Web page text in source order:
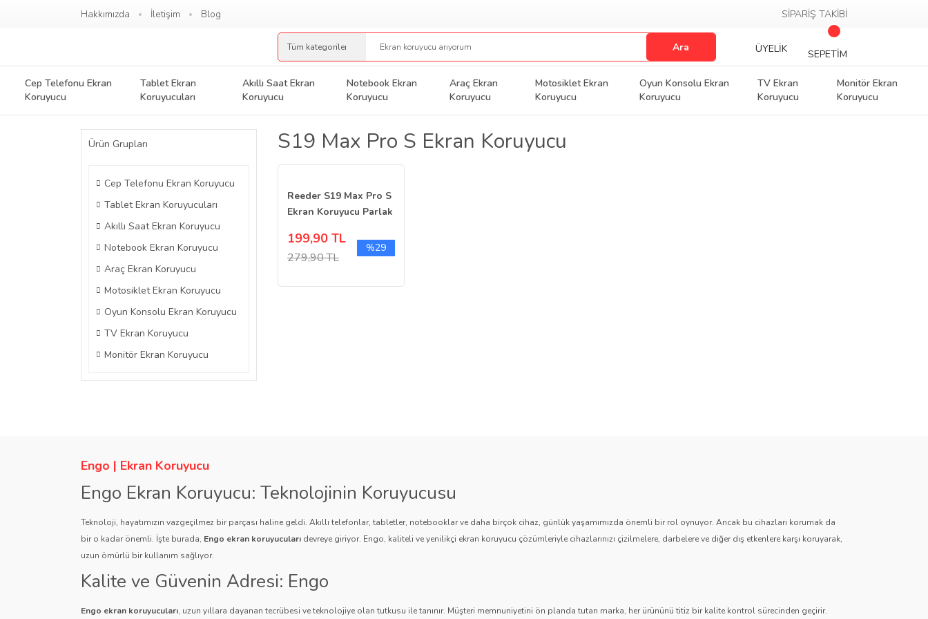
Hakkımızda İletişim Blog SİPARİŞ TAKİBİ
Ara ÜYELİK SEPETİM
Cep Telefonu Ekran
Koruyucu
Tablet Ekran
Koruyucuları
Akıllı Saat Ekran
Koruyucu
Notebook Ekran
Koruyucu
Araç Ekran
Koruyucu
Motosiklet Ekran
Koruyucu
Oyun Konsolu Ekran
Koruyucu
TV Ekran
Koruyucu
Monitör Ekran
Koruyucu
Ürün Grupları
Cep Telefonu Ekran Koruyucu
Tablet Ekran Koruyucuları
Akıllı Saat Ekran Koruyucu
Notebook Ekran Koruyucu
Araç Ekran Koruyucu
Motosiklet Ekran Koruyucu
Oyun Konsolu Ekran Koruyucu
TV Ekran Koruyucu
Monitör Ekran Koruyucu
S19 Max Pro S Ekran Koruyucu
Reeder S19 Max Pro S
Ekran Koruyucu Parlak
199,90 TL
279,90 TL
%29
Engo | Ekran Koruyucu
Engo Ekran Koruyucu: Teknolojinin Koruyucusu
Teknoloji, hayatımızın vazgeçilmez bir parçası haline geldi. Akıllı telefonlar, tabletler, notebooklar ve daha birçok cihaz, günlük yaşamımızda önemli bir rol oynuyor. Ancak bu cihazları korumak da
bir o kadar önemli. İşte burada, Engo ekran koruyucuları devreye giriyor. Engo, kaliteli ve yenilikçi ekran koruyucu çözümleriyle cihazlarınızı çizilmelere, darbelere ve diğer dış etkenlere karşı koruyarak,
uzun ömürlü bir kullanım sağlıyor.
Kalite ve Güvenin Adresi: Engo
Engo ekran koruyucuları, uzun yıllara dayanan tecrübesi ve teknolojiye olan tutkusu ile tanınır. Müşteri memnuniyetini ön planda tutan marka, her ürününü titiz bir kalite kontrol sürecinden geçirir.